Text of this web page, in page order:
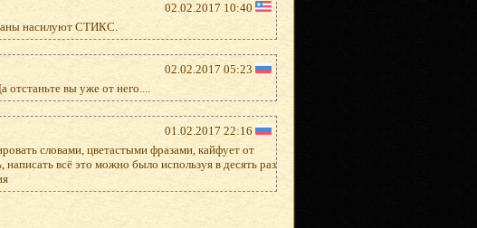
02.02.2017 10:40
насилуют СТИКС.
02.02.2017 05:23
отстаньте вы уже от него....
01.02.2017 22:16
словами, цветастыми фразами, кайфует от
написать всё это можно было используя в десять раз